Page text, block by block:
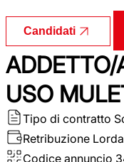
Candidati
USO
Tipo di contratto
Retribuzione Lorda
Codice annuncio